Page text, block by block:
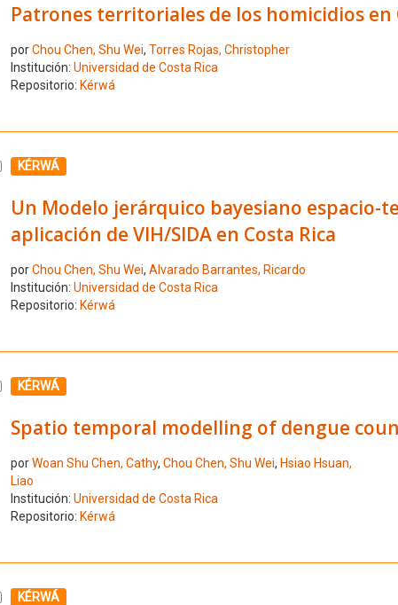
Patrones territoriales de los homicidios en
porChou Chen, Shu Wei, Torres Rojas, Christopher
Institución: Universidad de Costa Rica
Repositorio: Kérwá
Seleccione el número de resultado 10
KÉRWÁ
Un Modelo jerárquico bayesiano espacio-
aplicación de VIH/SIDA en Costa Rica
porChou Chen, Shu Wei, Alvarado Barrantes, Ricardo
Institución: Universidad de Costa Rica
Repositorio: Kérwá
Seleccione el número de resultado 11
KÉRWÁ
Spatio temporal modelling of dengue
porWoan Shu Chen, Cathy, Chou Chen, Shu Wei, Hsiao Hsuan,
Liao
Institución: Universidad de Costa Rica
Repositorio: Kérwá
Seleccione el número de resultado 12
KÉRWÁ